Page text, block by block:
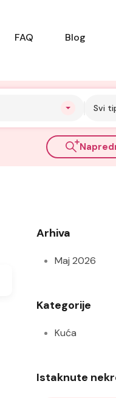
FAQ Blog
Svi
Arhiva
Maj 2026
Kategorije
Kuća
Istaknute